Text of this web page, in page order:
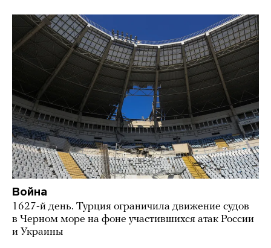
Война
1627-й день. Турция ограничила движение судов
в Черном море на фоне участившихся атак России
и Украины